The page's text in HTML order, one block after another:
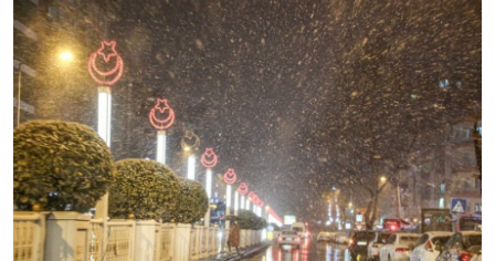
Konaklama & Otel
Aile & Çocukla Tatil
Yaz Tatili & Plajlar
Hafta Sonu & Günübirlik